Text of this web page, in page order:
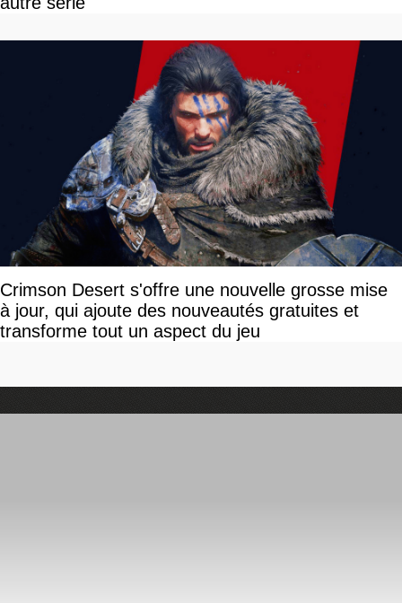
Crimson Desert s'offre une nouvelle grosse mise
à jour, qui ajoute des nouveautés gratuites et
transforme tout un aspect du jeu